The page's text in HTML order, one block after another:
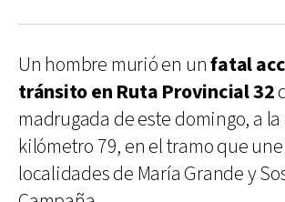
Un hombre murió en unfatal
tránsito en Ruta Provincial 32
madrugada de este domingo, a
kilómetro 79, en el tramo que
localidades de María Grande y